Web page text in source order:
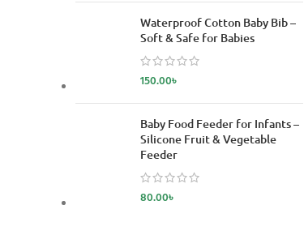
Waterproof Cotton Baby Bib –
Soft & Safe for Babies
150.00৳
Baby Food Feeder for Infants –
Silicone Fruit & Vegetable
Feeder
80.00৳